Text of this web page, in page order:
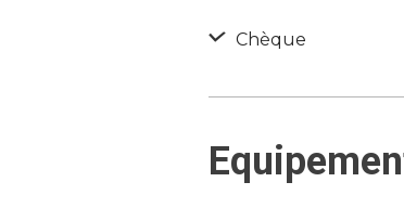
Chèque